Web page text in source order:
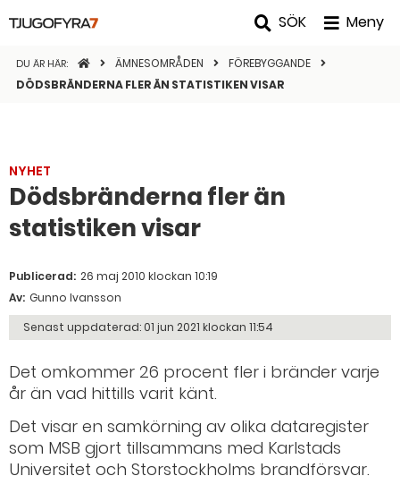
SÖK Meny
DU ÄR HÄR: STARTSIDANÄMNESOMRÅDEN
FÖREBYGGANDE
DÖDSBRÄNDERNA FLER ÄN STATISTIKEN VISAR
NYHET
Dödsbränderna fler än
statistiken visar
Publicerad: 26 maj 2010 klockan 10:19
Av: Gunno Ivansson
Senast uppdaterad: 01 jun 2021 klockan 11:54
Det omkommer 26 procent fler i bränder varje
år än vad hittills varit känt.
Det visar en samkörning av olika dataregister
som MSB gjort tillsammans med Karlstads
Universitet och Storstockholms brandförsvar.